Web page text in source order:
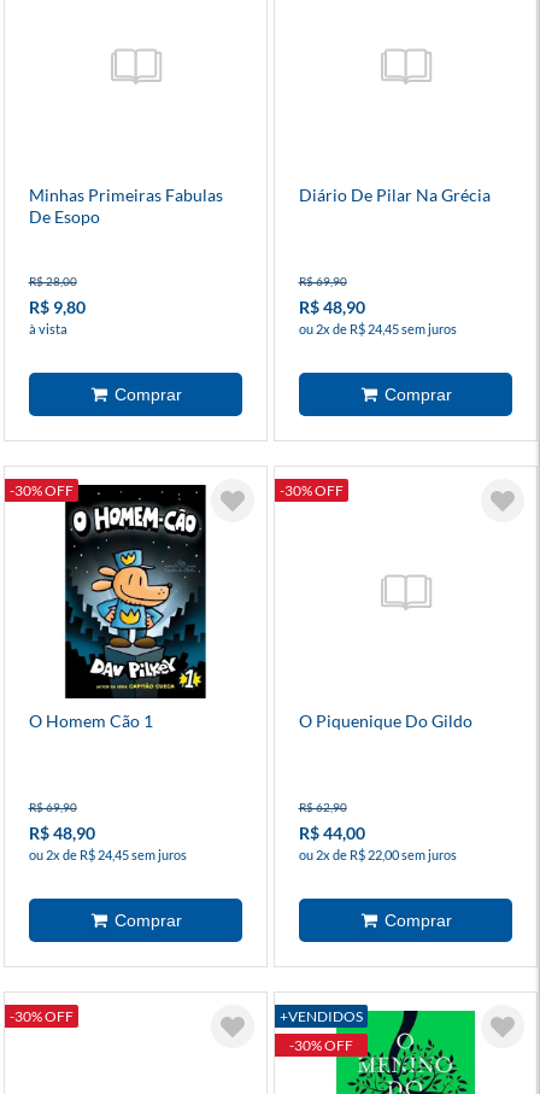
Minhas Primeiras Fabulas
De Esopo
R$ 28,00
R$ 9,80
à vista
Diário De Pilar Na Grécia
R$ 69,90
R$ 48,90
ou 2x de R$ 24,45 sem juros
-30% OFF
O Homem Cão 1
R$ 69,90
R$ 48,90
ou 2x de R$ 24,45 sem juros
-30% OFF
O Piquenique Do Gildo
R$ 62,90
R$ 44,00
ou 2x de R$ 22,00 sem juros
-30% OFF
+VENDIDOS
-30% OFF